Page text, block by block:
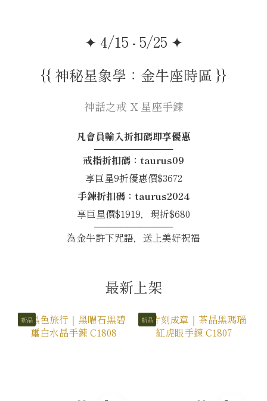
✦ 4/15 - 5/25 ✦
{{ 神秘星象學：金牛座時區 }}
神話之戒 X 星座手鍊
凡會員輸入折扣碼即享優惠
────────────
戒指折扣碼：taurus09
享巨星9折優惠價$3672
手鍊折扣碼：taurus2024
享巨星價$1919，現折$680
────────────
為金牛許下咒語，送上美好祝福
最新上架
新品 新品